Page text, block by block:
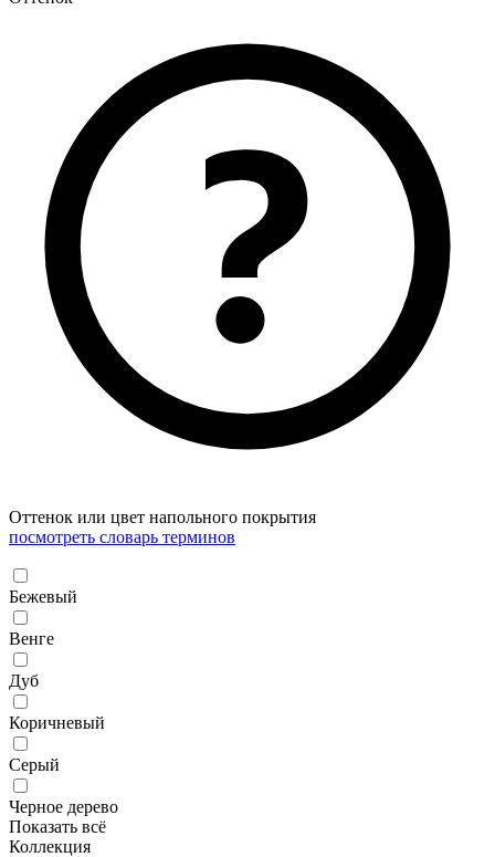
Оттенок или цвет напольного покрытия
посмотреть словарь терминов
Бежевый
Венге
Дуб
Коричневый
Серый
Черное дерево
Показать всё
Коллекция